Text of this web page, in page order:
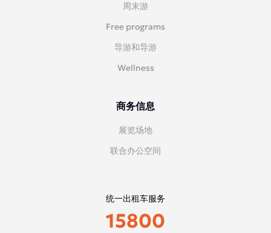
周末游
Free programs
导游和导游
Wellness
商务信息
展览场地
联合办公空间
统一出租车服务
15800